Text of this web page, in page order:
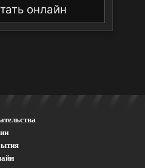
онлайн